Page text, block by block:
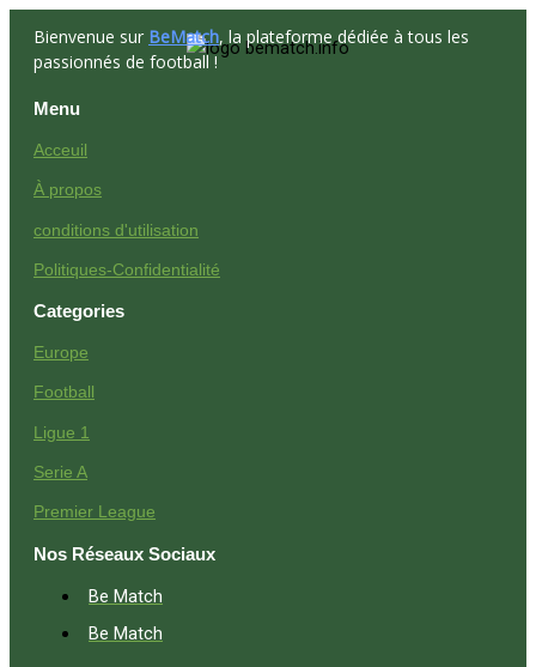
Bienvenue sur BeMatch, la plateforme dédiée à tous les
passionnés de football !
Menu
Acceuil
À propos
conditions d'utilisation
Politiques-Confidentialité
Categories
Europe
Football
Ligue 1
Serie A
Premier League
Nos Réseaux Sociaux
Be Match
Be Match